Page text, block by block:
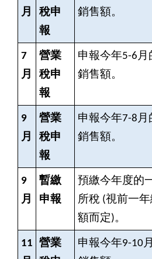
月
稅申
報
銷售額。
7
月
營業
稅申
報
申報今年5-6月
銷售額。
9
月
營業
稅申
報
申報今年7-8月
銷售額。
9
月
暫繳
申報
預繳今年度的
所稅 (視前一
額而定)。
11
營業
申報今年9-10